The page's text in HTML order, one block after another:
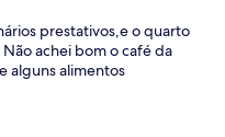
prestativos,e o quarto
achei bom o café da
alguns alimentos